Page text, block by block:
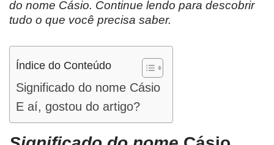
do nome Cásio. Continue lendo para descobrir
tudo o que você precisa saber.
Índice do Conteúdo
Significado do nome Cásio
E aí, gostou do artigo?